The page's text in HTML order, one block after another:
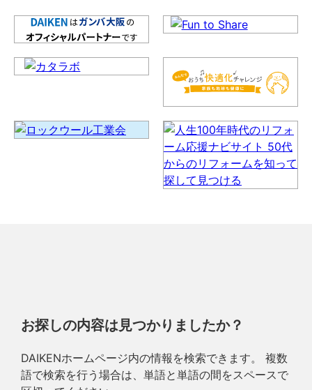
お探しの内容は見つかりましたか？
DAIKENホームページ内の情報を検索できます。 複数
語で検索を行う場合は、単語と単語の間をスペースで